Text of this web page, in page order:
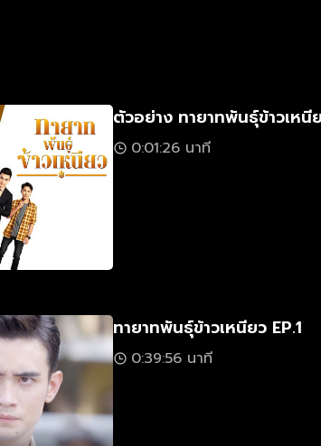
ตัวอย่าง ทายาทพันธุ์ข้าวเหนี
0:01:26 นาที
ทายาทพันธุ์ข้าวเหนียว EP.1
0:39:56 นาที